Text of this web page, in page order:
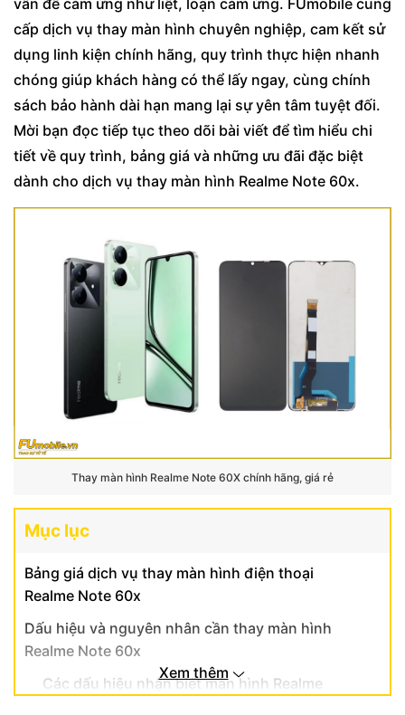
vấn đề cảm ứng như liệt, loạn cảm ứng. FUmobile cung
cấp dịch vụ thay màn hình chuyên nghiệp, cam kết sử
dụng linh kiện chính hãng, quy trình thực hiện nhanh
chóng giúp khách hàng có thể lấy ngay, cùng chính
sách bảo hành dài hạn mang lại sự yên tâm tuyệt đối.
Mời bạn đọc tiếp tục theo dõi bài viết để tìm hiểu chi
tiết về quy trình, bảng giá và những ưu đãi đặc biệt
dành cho dịch vụ thay màn hình Realme Note 60x.
Thay màn hình Realme Note 60X chính hãng, giá rẻ
Mục lục
Bảng giá dịch vụ thay màn hình điện thoại
Realme Note 60x
Dấu hiệu và nguyên nhân cần thay màn hình
Realme Note 60x
Các dấu hiệu nhận biết màn hình Realme
Xem thêm